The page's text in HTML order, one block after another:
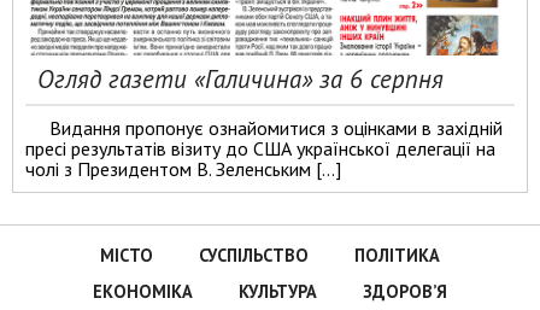
Огляд газети «Галичина» за 6 серпня
Видання пропонує ознайомитися з оцінками в західній
пресі результатів візиту до США української делегації на
чолі з Президентом В. Зеленським […]
МІСТО СУСПІЛЬСТВО
ПОЛІТИКА
ЕКОНОМІКА
КУЛЬТУРА ЗДОРОВ’Я